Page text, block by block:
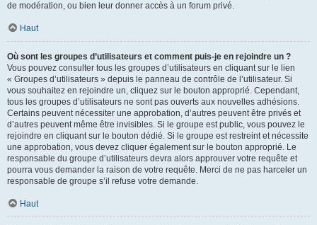
de modération, ou bien leur donner accès à un forum privé.
Haut
Où sont les groupes d’utilisateurs et comment puis-je en rejoindre un ?
Vous pouvez consulter tous les groupes d’utilisateurs en cliquant sur le lien
« Groupes d’utilisateurs » depuis le panneau de contrôle de l’utilisateur. Si
vous souhaitez en rejoindre un, cliquez sur le bouton approprié. Cependant,
tous les groupes d’utilisateurs ne sont pas ouverts aux nouvelles adhésions.
Certains peuvent nécessiter une approbation, d’autres peuvent être privés et
d’autres peuvent même être invisibles. Si le groupe est public, vous pouvez le
rejoindre en cliquant sur le bouton dédié. Si le groupe est restreint et nécessite
une approbation, vous devez cliquer également sur le bouton approprié. Le
responsable du groupe d’utilisateurs devra alors approuver votre requête et
pourra vous demander la raison de votre requête. Merci de ne pas harceler un
responsable de groupe s’il refuse votre demande.
Haut